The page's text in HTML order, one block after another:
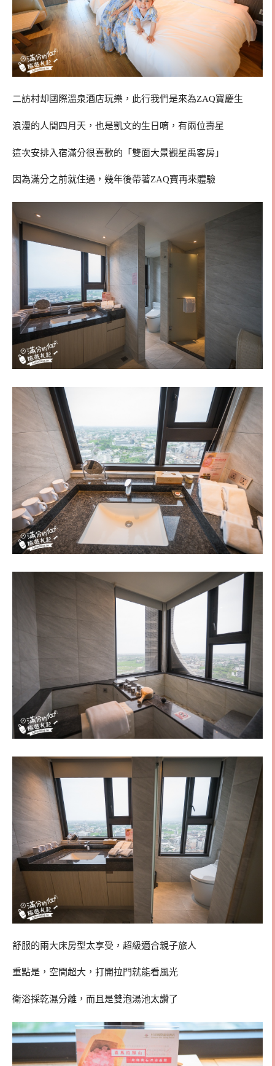
二訪村却國際溫泉酒店玩樂，此行我們是來為ZAQ寶慶生
浪漫的人間四月天，也是凱文的生日唷，有兩位壽星
這次安排入宿滿分很喜歡的「雙面大景觀星禹客房」
因為滿分之前就住過，幾年後帶著ZAQ寶再來體驗
舒服的兩大床房型太享受，超級適合親子旅人
重點是，空間超大，打開拉門就能看風光
衛浴採乾濕分離，而且是雙泡湯池太讚了